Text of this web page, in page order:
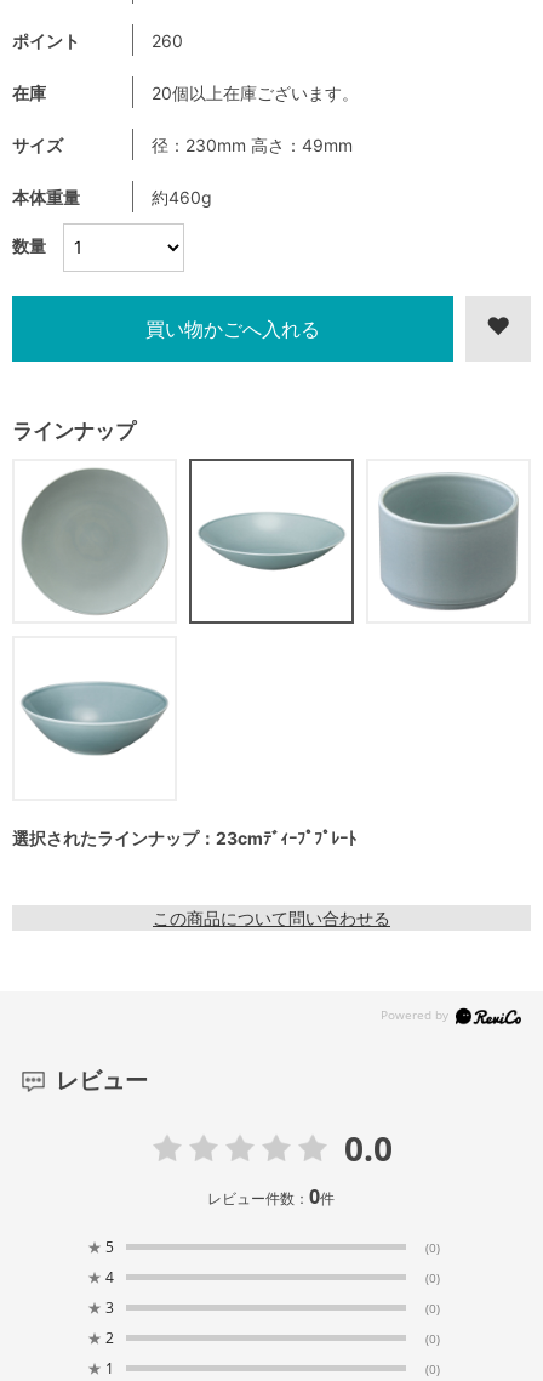
数量
ポイント 260
在庫 20個以上在庫ございます。
サイズ 径：230mm 高さ：49mm
本体重量 約460g
ラインナップ
選択されたラインナップ：23cmﾃﾞｨｰﾌﾟﾌﾟﾚｰﾄ
この商品について問い合わせる
レビュー
0.0
レビュー件数：0件
★ 5 (0)
★ 4 (0)
★ 3 (0)
★ 2 (0)
★ 1 (0)